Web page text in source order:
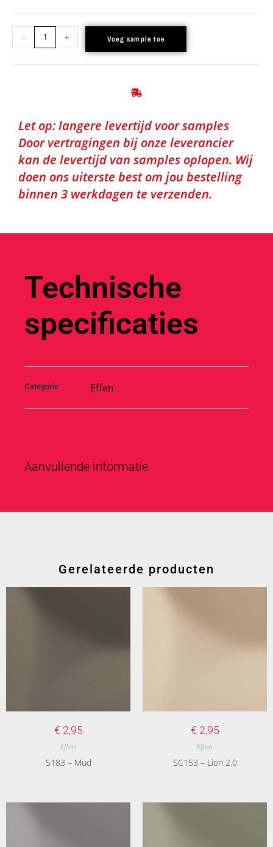
- + Voeg sample toe
Let op: langere levertijd voor samples
Door vertragingen bij onze leverancier
kan de levertijd van samples oplopen. Wij
doen ons uiterste best om jou bestelling
binnen 3 werkdagen te verzenden.
Technische
specificaties
Categorie Effen
Aanvullende informatie
Gerelateerde producten
€ 2,95
Effen
S183 – Mud
€ 2,95
Effen
SC153 – Lion 2.0